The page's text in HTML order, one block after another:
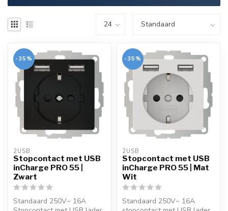
-35%
2USB
Stopcontact met USB
inCharge PRO 55 |
Zwart
Standaard 250V~ 16A
-35%
2USB
Stopcontact met USB
inCharge PRO 55 | Mat
Wit
Standaard 250V~ 16A